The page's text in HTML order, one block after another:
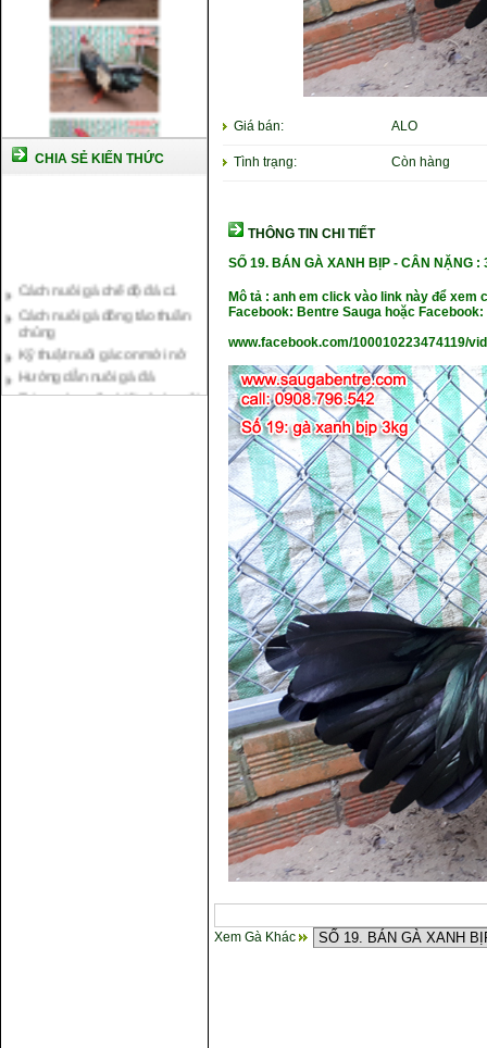
CHIA SẺ KIẾN THỨC
Cách nuôi gà đông tảo thuần
chủng
Kỹ thuật nuôi gà con mới nở
Hướng dẫn nuôi gà đá
Tại sao bạn cần biết cách nuôi
gà chọi ?
Giá bán: ALO
Tình trạng: Còn hàng
THÔNG TIN CHI TIẾT
SỐ 19.BÁN GÀ XANH BỊP -CÂN NẶNG :
Mô tả : anh em click vào link này để
Facebook: Bentre Sauga hoặc Facebook:
www.facebook.com/100010223474119/
Xem Gà Khác